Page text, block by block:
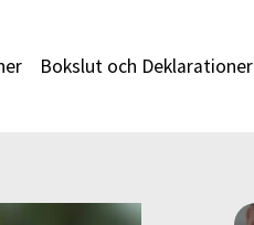
Bokslut och Deklarationer